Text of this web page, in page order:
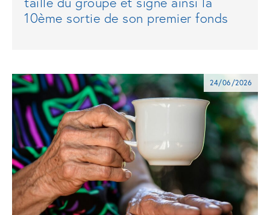
10ème sortie de son premier fonds
24/06/2026